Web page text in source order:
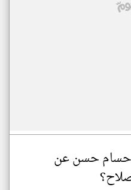
حسام حسن عن